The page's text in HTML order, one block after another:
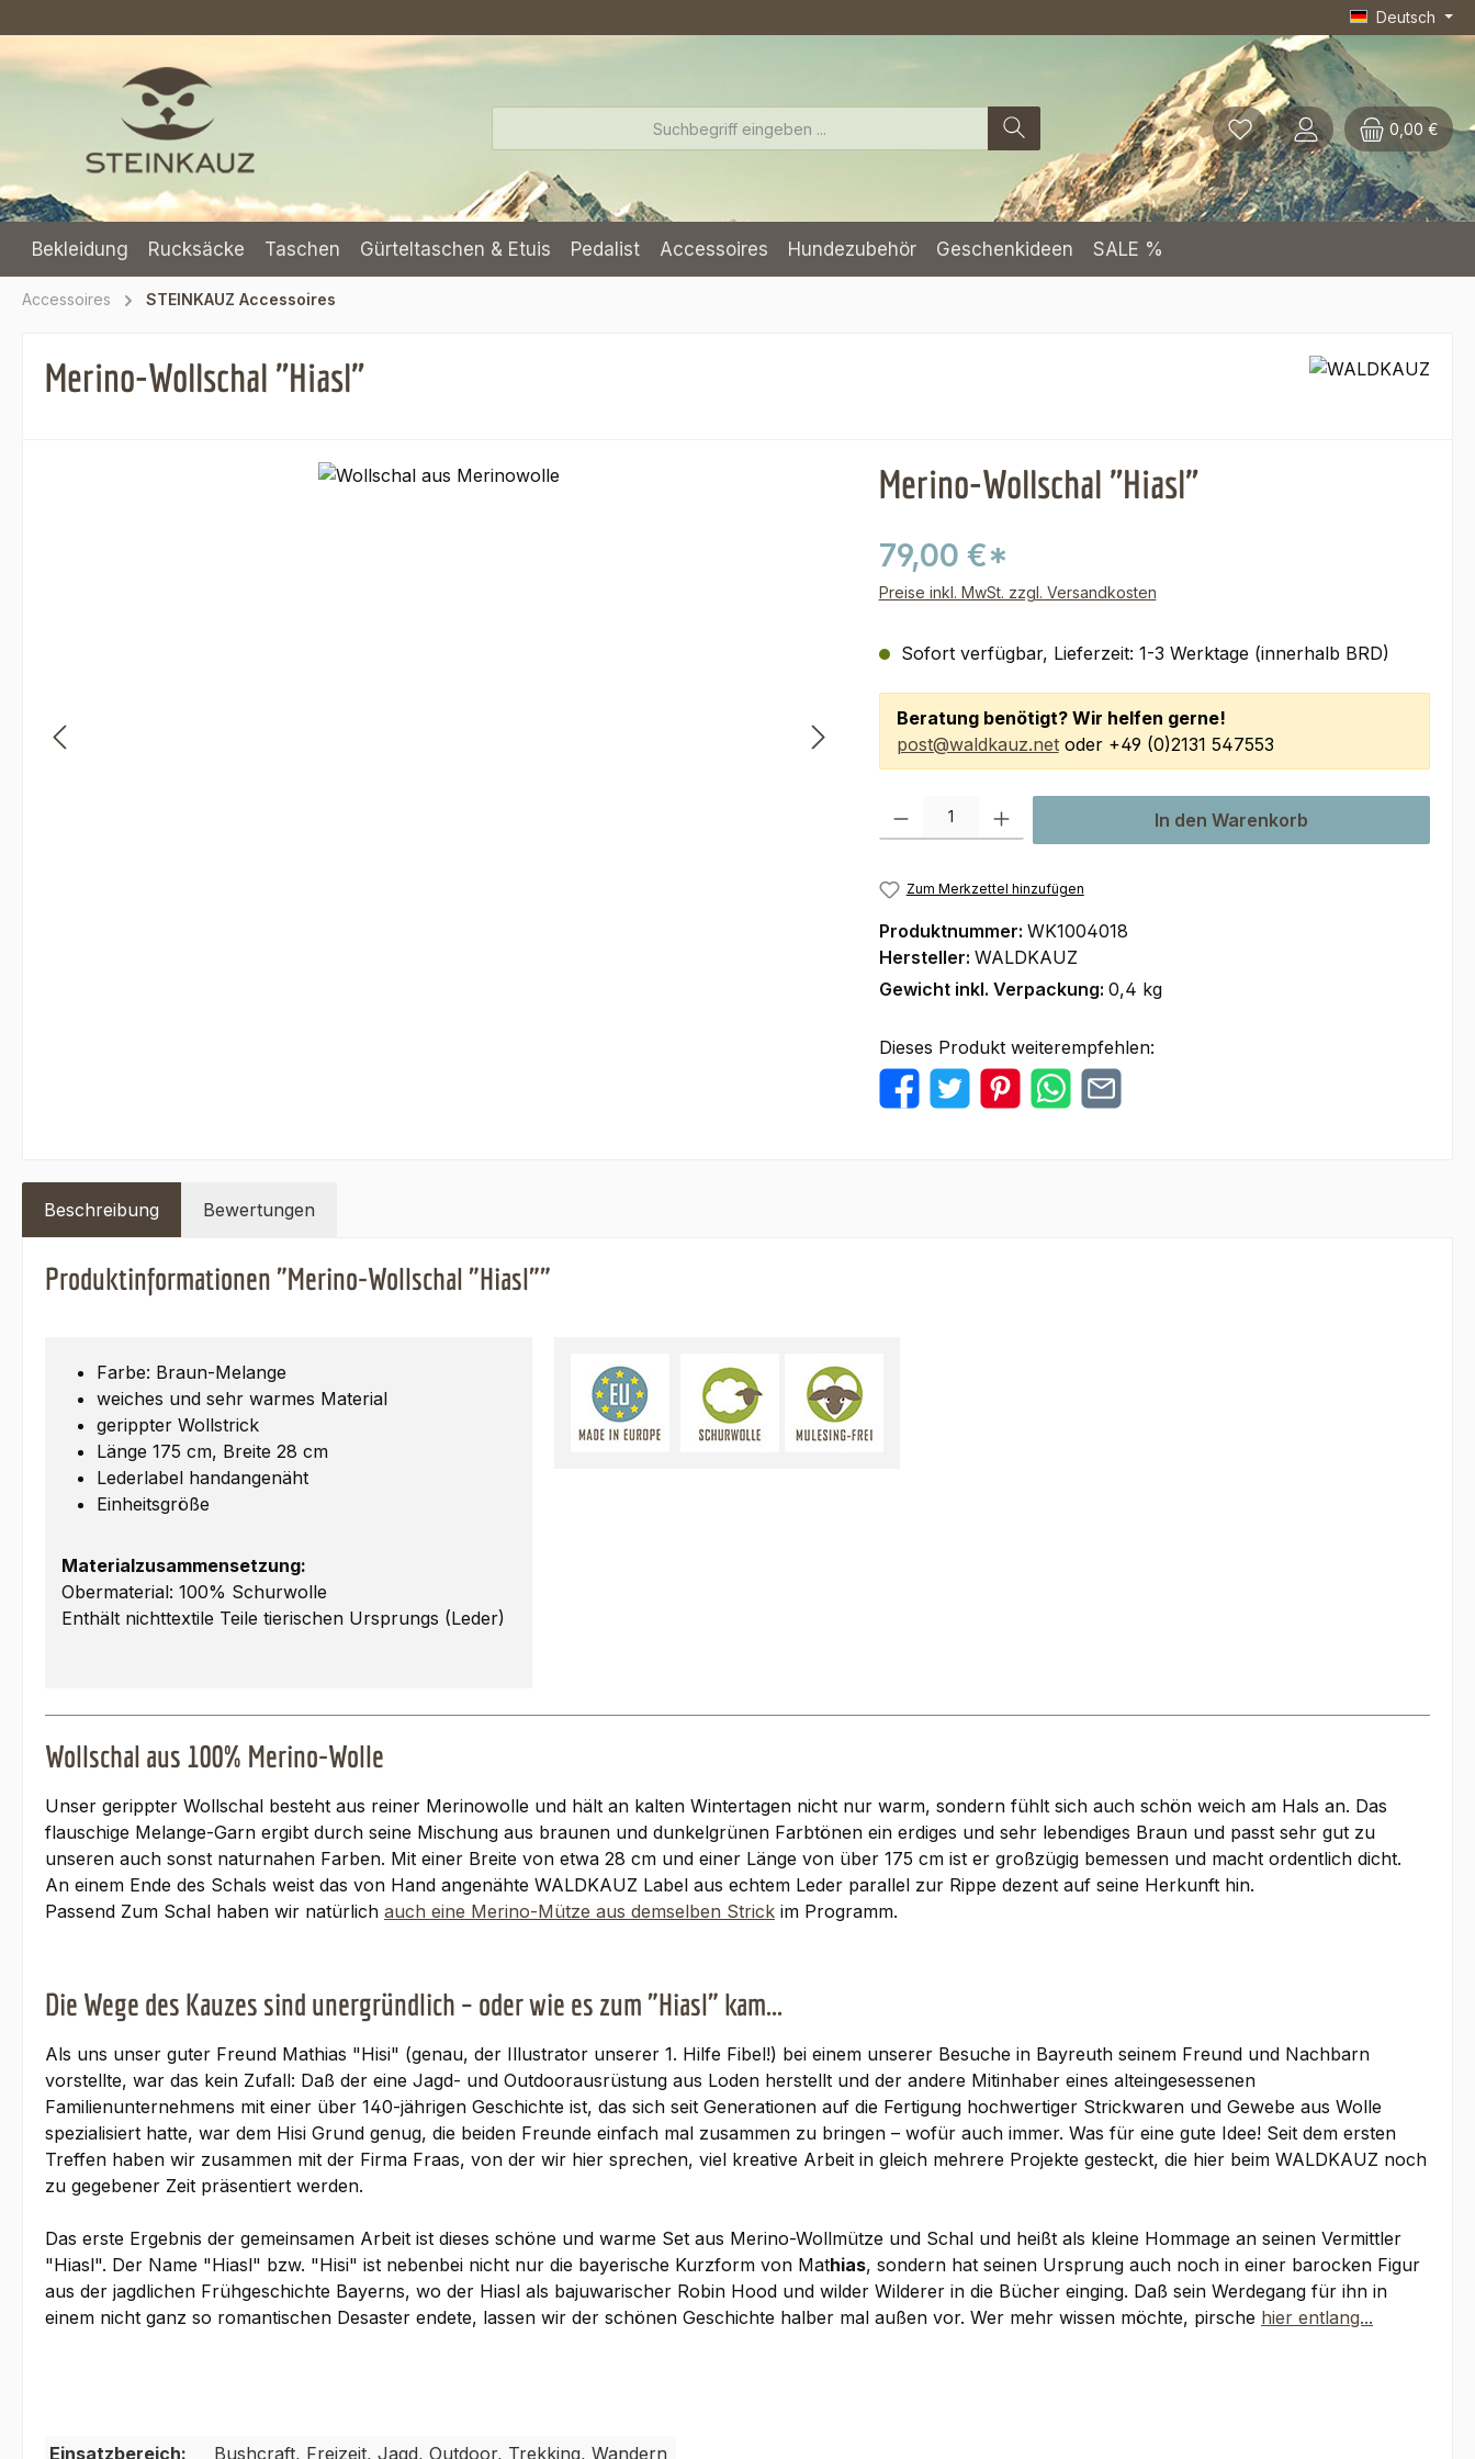
Deutsch
0,00 €
Bekleidung Rucksäcke Taschen Gürteltaschen & Etuis Pedalist Accessoires Hundezubehör Geschenkideen SALE %
Accessoires STEINKAUZ Accessoires
Merino-Wollschal "Hiasl"
Merino-Wollschal "Hiasl"
79,00 €*
Preise inkl. MwSt. zzgl. Versandkosten
Sofort verfügbar, Lieferzeit: 1-3 Werktage (innerhalb BRD)
Beratung benötigt? Wir helfen gerne!
post@waldkauz.netoder +49 (0)2131 547553
Produkt Anzahl: Gib den gewünschten Wert ein oder benutze die Schaltflächen
In den Warenkorb
Zum Merkzettel hinzufügen
Produktnummer: WK1004018
Hersteller: WALDKAUZ
Gewicht inkl. Verpackung: 0,4 kg
Dieses Produkt weiterempfehlen:
Beschreibung Bewertungen
Produktinformationen "Merino-Wollschal "Hiasl""
Farbe: Braun-Melange
weiches und sehr warmes Material
gerippter Wollstrick
Länge 175 cm, Breite 28 cm
Lederlabel handangenäht
Einheitsgröße
Materialzusammensetzung:
Obermaterial: 100% Schurwolle
Enthält nichttextile Teile tierischen Ursprungs (Leder)
Wollschal aus 100% Merino-Wolle
Unser gerippter Wollschal besteht aus reiner Merinowolle und hält an kalten Wintertagen nicht nur warm, sondern fühlt sich auch schön weich am Hals an. Das
flauschige Melange-Garn ergibt durch seine Mischung aus braunen und dunkelgrünen Farbtönen ein erdiges und sehr lebendiges Braun und passt sehr gut zu
unseren auch sonst naturnahen Farben. Mit einer Breite von etwa 28 cm und einer Länge von über 175 cm ist er großzügig bemessen und macht ordentlich dicht.
An einem Ende des Schals weist das von Hand angenähte WALDKAUZ Label aus echtem Leder parallel zur Rippe dezent auf seine Herkunft hin.
Passend Zum Schal haben wir natürlich auch eine Merino-Mütze aus demselben Strick im Programm.
Die Wege des Kauzes sind unergründlich – oder wie es zum "Hiasl" kam...
Als uns unser guter Freund Mathias "Hisi" (genau, der Illustrator unserer 1. Hilfe Fibel!) bei einem unserer Besuche in Bayreuth seinem Freund und Nachbarn
vorstellte, war das kein Zufall: Daß der eine Jagd- und Outdoorausrüstung aus Loden herstellt und der andere Mitinhaber eines alteingesessenen
Familienunternehmens mit einer über 140-jährigen Geschichte ist, das sich seit Generationen auf die Fertigung hochwertiger Strickwaren und Gewebe aus Wolle
spezialisiert hatte, war dem Hisi Grund genug, die beiden Freunde einfach mal zusammen zu bringen – wofür auch immer. Was für eine gute Idee! Seit dem ersten
Treffen haben wir zusammen mit der Firma Fraas, von der wir hier sprechen, viel kreative Arbeit in gleich mehrere Projekte gesteckt, die hier beim WALDKAUZ noch
zu gegebener Zeit präsentiert werden.
Das erste Ergebnis der gemeinsamen Arbeit ist dieses schöne und warme Set aus Merino-Wollmütze und Schal und heißt als kleine Hommage an seinen Vermittler
"Hiasl". Der Name "Hiasl" bzw. "Hisi" ist nebenbei nicht nur die bayerische Kurzform von Mathias, sondern hat seinen Ursprung auch noch in einer barocken Figur
aus der jagdlichen Frühgeschichte Bayerns, wo der Hiasl als bajuwarischer Robin Hood und wilder Wilderer in die Bücher einging. Daß sein Werdegang für ihn in
einem nicht ganz so romantischen Desaster endete, lassen wir der schönen Geschichte halber mal außen vor. Wer mehr wissen möchte, pirsche hier entlang...
Einsatzbereich:
Bushcraft, Freizeit, Jagd, Outdoor, Trekking, Wandern